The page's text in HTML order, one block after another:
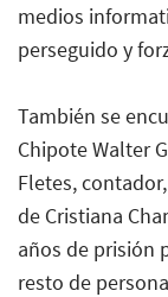
medios
perseguido y
También se
Chipote Walter
Fletes,
de Cristiana
años de prisión
resto de